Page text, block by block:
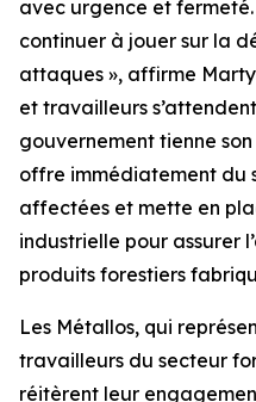
avec urgence et
continuer à jouer sur la
attaques », affirme
et travailleurs
gouvernement tienne
offre immédiatement du
affectées et mette en
industrielle pour assurer
produits forestiers
Les Métallos, qui
travailleurs du secteur
réitèrent leur